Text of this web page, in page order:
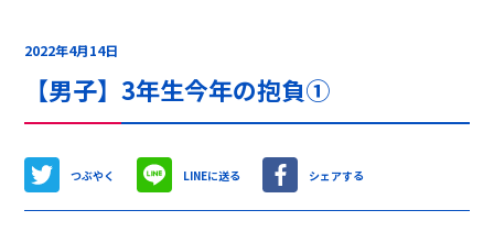
2022年4月14日
【男子】3年生今年の抱負①
つぶやく LINEに送る シェアする